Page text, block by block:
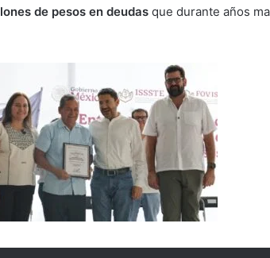
de pesos en deudas que durante años